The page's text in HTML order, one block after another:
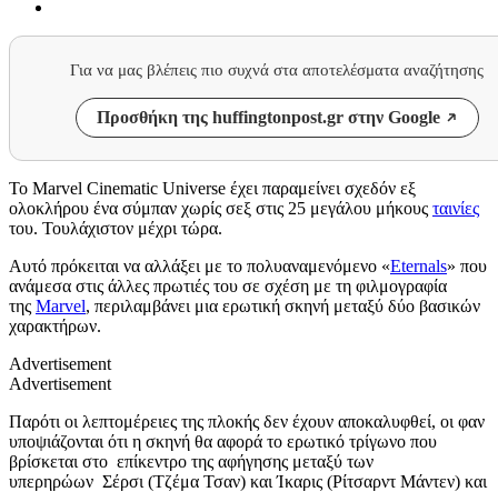
Για να μας βλέπεις πιο συχνά στα αποτελέσματα αναζήτησης
Προσθήκη της huffingtonpost.gr στην Google
Το Marvel Cinematic Universe έχει παραμείνει σχεδόν εξ
ολοκλήρου ένα σύμπαν χωρίς σεξ στις 25 μεγάλου μήκους ταινίες
του. Τουλάχιστον μέχρι τώρα.
Αυτό πρόκειται να αλλάξει με το πολυαναμενόμενο «Eternals» που
ανάμεσα στις άλλες πρωτιές του σε σχέση με τη φιλμογραφία
της Marvel, περιλαμβάνει μια ερωτική σκηνή μεταξύ δύο βασικών
χαρακτήρων.
Advertisement
Advertisement
Παρότι οι λεπτομέρειες της πλοκής δεν έχουν αποκαλυφθεί, οι φαν
υποψιάζονται ότι η σκηνή θα αφορά το ερωτικό τρίγωνο που
βρίσκεται στο επίκεντρο της αφήγησης μεταξύ των
υπερηρώων Σέρσι (Τζέμα Τσαν) καιΊκαρις (Ρίτσαρντ Μάντεν) και